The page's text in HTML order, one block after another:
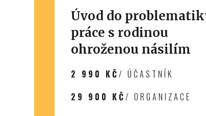
Úvod do
práce s rodinou
ohroženou násilím
2 990 KČ/ ÚČASTNÍK
29 900 KČ/ ORGANIZACE